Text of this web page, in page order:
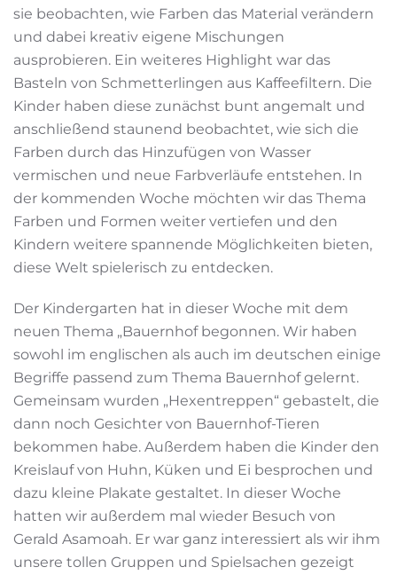
sie beobachten, wie Farben das Material verändern
und dabei kreativ eigene Mischungen
ausprobieren. Ein weiteres Highlight war das
Basteln von Schmetterlingen aus Kaffeefiltern. Die
Kinder haben diese zunächst bunt angemalt und
anschließend staunend beobachtet, wie sich die
Farben durch das Hinzufügen von Wasser
vermischen und neue Farbverläufe entstehen. In
der kommenden Woche möchten wir das Thema
Farben und Formen weiter vertiefen und den
Kindern weitere spannende Möglichkeiten bieten,
diese Welt spielerisch zu entdecken.
Der Kindergarten hat in dieser Woche mit dem
neuen Thema „Bauernhof begonnen. Wir haben
sowohl im englischen als auch im deutschen einige
Begriffe passend zum Thema Bauernhof gelernt.
Gemeinsam wurden „Hexentreppen“ gebastelt, die
dann noch Gesichter von Bauernhof-Tieren
bekommen habe. Außerdem haben die Kinder den
Kreislauf von Huhn, Küken und Ei besprochen und
dazu kleine Plakate gestaltet. In dieser Woche
hatten wir außerdem mal wieder Besuch von
Gerald Asamoah. Er war ganz interessiert als wir ihm
unsere tollen Gruppen und Spielsachen gezeigt